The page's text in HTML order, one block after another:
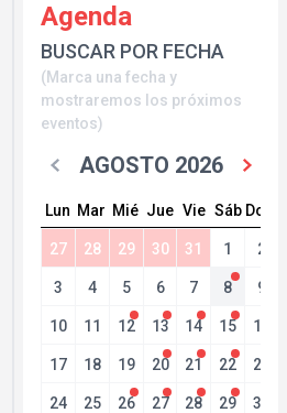
Agenda
BUSCAR POR FECHA
(Marca una fecha y
mostraremos los próximos
eventos)
AGOSTO 2026
Lun Mar Mié Jue Vie Sáb Dom
27 28 29 30 31 1 2
3 4 5 6 7 8 9
10 11 12 13 14 15 16
17 18 19 20 21 22 23
24 25 26 27 28 29 30